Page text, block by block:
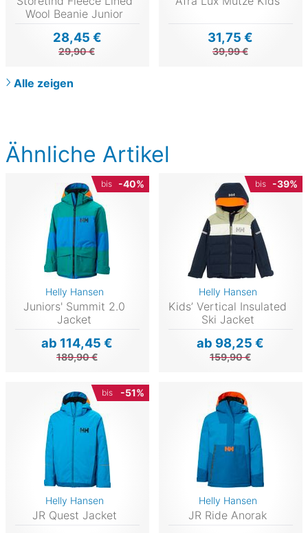
Ähnliche Artikel
bis -40%
Helly Hansen
Juniors' Summit 2.0
Jacket
ab 114,45 €
189,90 €
bis -39%
Helly Hansen
Kids’ Vertical Insulated
Ski Jacket
ab 98,25 €
159,90 €
bis -51%
Helly Hansen
JR Quest Jacket
Helly Hansen
JR Ride Anorak
Wool Beanie Junior
28,45 €
29,90 €
31,75 €
39,99 €
Alle zeigen